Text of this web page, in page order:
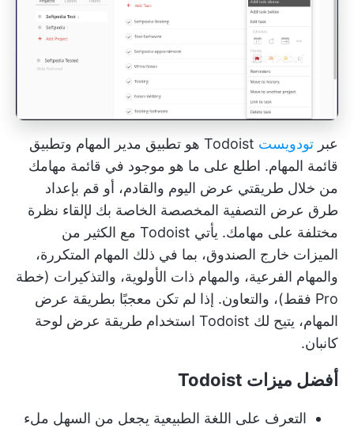
عبر تودويست
Todoist هو تطبيق مدير المهام وتطبيق
قائمة المهام. اطلع على ما هو موجود في قائمة مهامك
من خلال طريقتي عرض اليوم والقادم، أو قم بإعداد
طرق عرض التصفية المخصصة الخاصة بك لإلقاء نظرة
مختلفة على مهامك.
يأتي Todoist مع الكثير من
الميزات خارج الصندوق، بما في ذلك المهام المتكررة،
والمهام الفرعية، والمهام ذات الأولوية، والتذكيرات (خطة
Pro فقط)، والتعاون. إذا لم تكن معجبًا بطريقة عرض
المهام، يتيح لك Todoist استخدام طريقة عرض لوحة
كانبان.
أفضل ميزات Todoist
التعرف على اللغة الطبيعية يجعل من السهل ملء